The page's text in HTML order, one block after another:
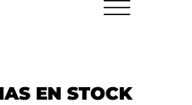
EN STOCK